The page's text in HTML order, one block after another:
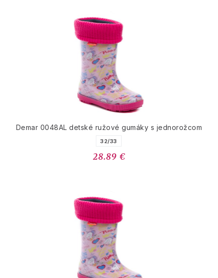
Demar 0048AL detské ružové gumáky s jednorožcom
32/33
28.89 €